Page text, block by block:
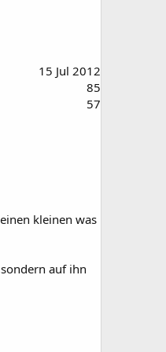
15 Jul 2012
85
57
kleinen was
auf ihn